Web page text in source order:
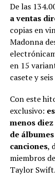
De las
a ventas
copias en
Madonna
en 15
casete y
Con este
exclusivo:
menos
de
canciones,
miembros
Taylor Swift.